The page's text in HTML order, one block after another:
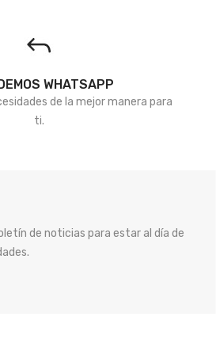
WHATSAPP
de la mejor manera para
ti.
de noticias para estar al día de